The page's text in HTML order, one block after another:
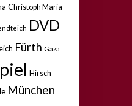
Christoph Maria
DVD
Fürth Gaza
Hirsch
München